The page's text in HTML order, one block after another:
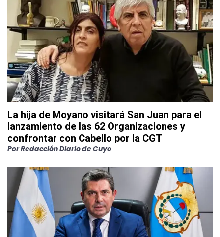
La hija de Moyano visitará San Juan para el
lanzamiento de las 62 Organizaciones y
confrontar con Cabello por la CGT
PorRedacción Diario de Cuyo